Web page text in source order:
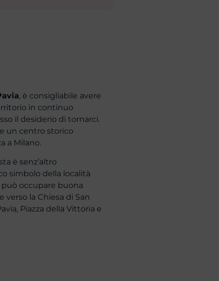
, è consigliabile avere
in continuo
il desiderio di tornarci.
un centro storico
a Milano.
è senz’altro
simbolo della località
occupare buona
la Chiesa di San
Piazza della Vittoria e